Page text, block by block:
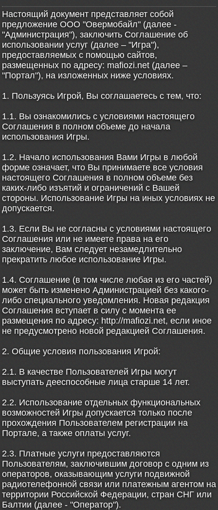
Настоящий документ представляет собой
предложение ООО "Овермобайл" (далее -
"Администрация"), заключить Соглашение об
использовании услуг (далее – "Игра"),
предоставляемых с помощью сайтов,
размещенных по адресу: mafiozi.net (далее –
"Портал"), на изложенных ниже условиях.
1. Пользуясь Игрой, Вы соглашаетесь с тем, что:
1.1. Вы ознакомились с условиями настоящего
Соглашения в полном объеме до начала
использования Игры.
1.2. Начало использования Вами Игры в любой
форме означает, что Вы принимаете все условия
настоящего Соглашения в полном объеме без
каких-либо изъятий и ограничений с Вашей
стороны. Использование Игры на иных условиях не
допускается.
1.3. Если Вы не согласны с условиями настоящего
Соглашения или не имеете права на его
заключение, Вам следует незамедлительно
прекратить любое использование Игры.
1.4. Соглашение (в том числе любая из его частей)
может быть изменено Администрацией без какого-
либо специального уведомления. Новая редакция
Соглашения вступает в силу с момента ее
размещения по адресу: http://mafiozi.net, если иное
не предусмотрено новой редакцией Соглашения.
2. Общие условия пользования Игрой:
2.1. В качестве Пользователей Игры могут
выступать дееспособные лица старше 14 лет.
2.2. Использование отдельных функциональных
возможностей Игры допускается только после
прохождения Пользователем регистрации на
Портале, а также оплаты услуг.
2.3. Платные услуги предоставляются
Пользователям, заключившим договор с одним из
операторов, оказывающим услуги подвижной
радиотелефонной связи или платежным агентом на
территории Российской Федерации, стран СНГ или
Балтии (далее - "Оператор").